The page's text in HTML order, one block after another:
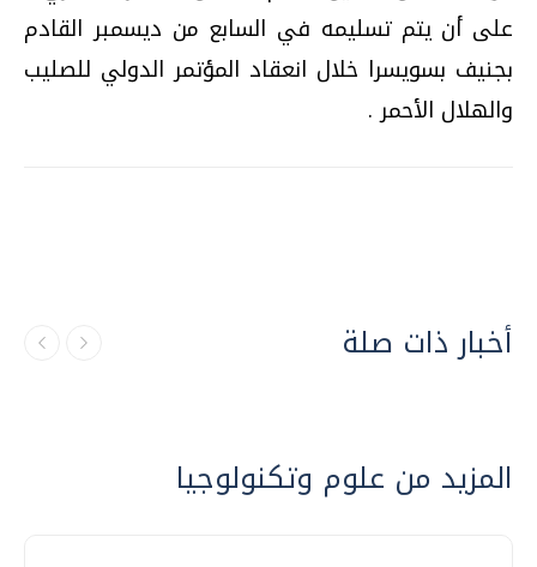
على أن يتم تسليمه في السابع من ديسمبر القادم
بجنيف بسويسرا خلال انعقاد المؤتمر الدولي للصليب
والهلال الأحمر .
أخبار ذات صلة
المزيد من علوم وتكنولوجيا